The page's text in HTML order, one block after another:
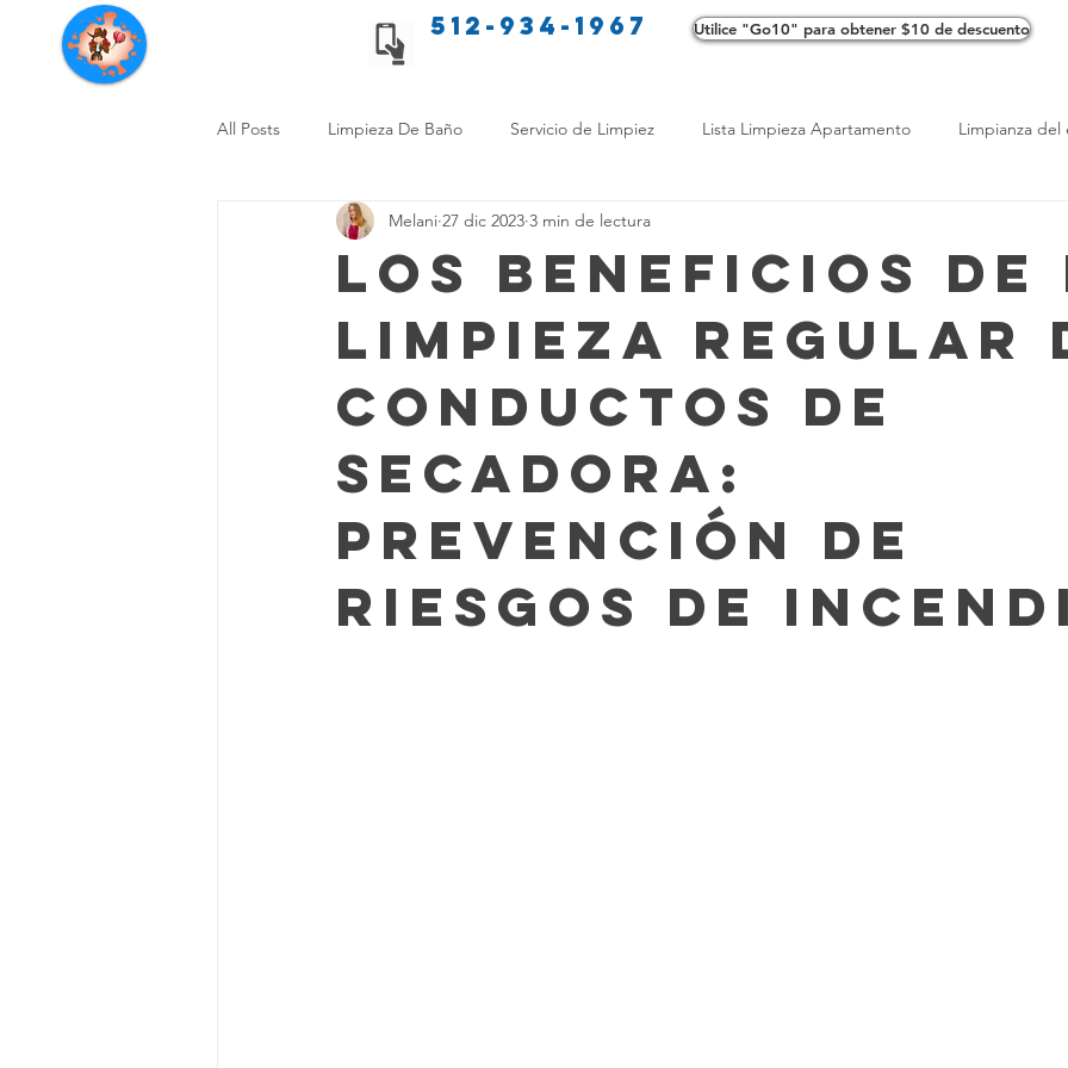
Servicios de limpieza de Texas 512-934-1967 Utilice "Go10" para obtener $10 de descuento
All Posts Limpieza De Baño Servicio de Limpiez Lista Limpieza Apartamento Limpianza
Consejos de limpieza para mascotas Consejos de limpieza ecológica
Limpieza Sin Alergias Beneficios de Profesionales LimpiezaTransformadora Limpieza
Comparación Limpieza Hogar Opciones de limpieza Diferencias en Limpieza
Productos de Limpieza Caseros
Viviendo en un apartamento Limpieza de Alfombras Texas Cleaning Services Trucos de
Los Beneficios de
Limpieza Regular
Conductos de
Secadora:
Prevención de
Riesgos de
Melani 27 dic 2023 3 min de lectura